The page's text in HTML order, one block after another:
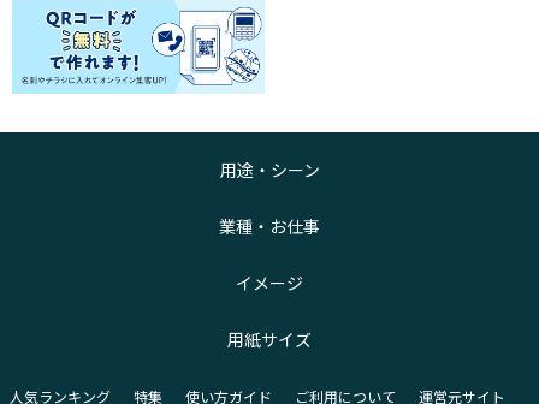
用途・シーン
業種・お仕事
イメージ
用紙サイズ
人気ランキング 特集 使い方ガイド ご利用について 運営元サイト